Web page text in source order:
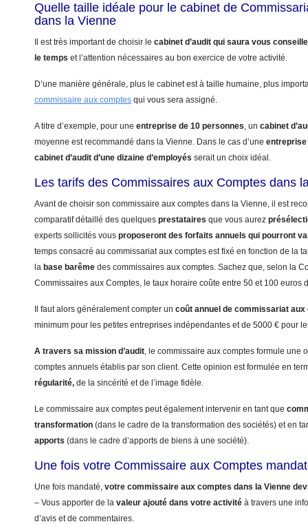
Quelle taille idéale pour le cabinet de
dans la Vienne
Il est très important de choisir le cabinet d’audit qui saura vous
le temps et l’attention nécessaires au bon exercice de votre activité.
D’une manière générale, plus le cabinet est à taille humaine, plus
commissaire aux comptes qui vous sera assigné.
A titre d’exemple, pour une entreprise de 10 personnes, un cabinet
moyenne est recommandé dans la Vienne. Dans le cas d’une entreprise
cabinet d’audit d’une dizaine d’employés serait un choix idéal.
Les tarifs des Commissaires aux Comptes dans
Avant de choisir son commissaire aux comptes dans la Vienne, il est
comparatif détaillé des quelques prestataires que vous aurez
experts sollicités vous proposeront des forfaits annuels qui pourront
temps consacré au commissariat aux comptes est fixé en fonction de la
la base barême des commissaires aux comptes. Sachez que, selon la
Commissaires aux Comptes, le taux horaire coûte entre 50 et 100 euros
Il faut alors généralement compter un coût annuel de commissariat aux
minimum pour les petites entreprises indépendantes et de 5000 € pour
A travers sa mission d’audit, le commissaire aux comptes formule une
comptes annuels établis par son client. Cette opinion est formulée en
régularité, de la sincérité et de l’image fidèle.
Le commissaire aux comptes peut également intervenir en tant que
transformation (dans le cadre de la transformation des sociétés) et en
apports (dans le cadre d’apports de biens à une société).
Une fois votre Commissaire aux Comptes
Une fois mandaté, votre commissaire aux comptes dans la Vienne
– Vous apporter de la valeur ajouté dans votre activité à travers une
d’avis et de commentaires.